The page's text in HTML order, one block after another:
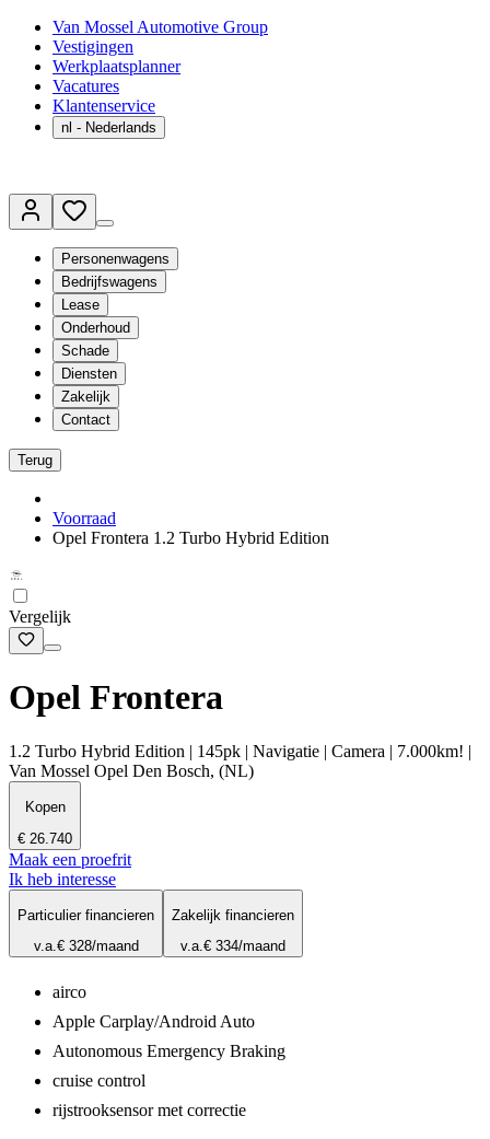
Van Mossel Automotive Group
Vestigingen
Werkplaatsplanner
Vacatures
Klantenservice
nl - Nederlands
Personenwagens
Bedrijfswagens
Lease
Onderhoud
Schade
Diensten
Zakelijk
Contact
Terug
Voorraad
Opel Frontera 1.2 Turbo Hybrid Edition
Vergelijk
Opel Frontera
1.2 Turbo Hybrid Edition | 145pk | Navigatie | Camera | 7.000km! |
Van Mossel Opel Den Bosch, (NL)
Kopen
€ 26.740
Maak een proefrit
Ik heb interesse
Particulier financieren
v.a.€ 328/maand
Zakelijk financieren
v.a.€ 334/maand
airco
Apple Carplay/Android Auto
Autonomous Emergency Braking
cruise control
rijstrooksensor met correctie